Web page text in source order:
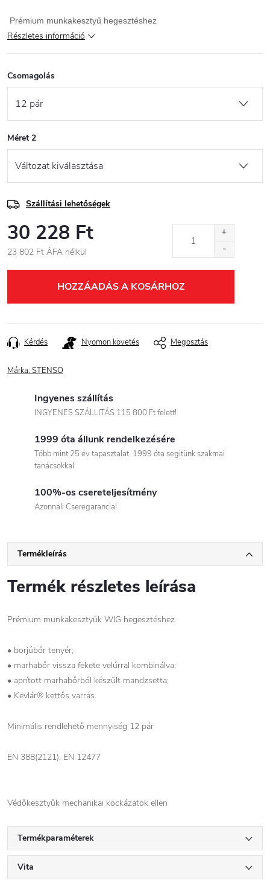
Prémium munkakesztyű hegesztéshez
Részletes információ
Csomagolás
Méret 2
Szállítási lehetőségek
30 228 Ft
23 802 Ft ÁFA nélkül
HOZZÁADÁS A KOSÁRHOZ
Kérdés Nyomon követés Megosztás
Márka: STENSO
Ingyenes szállítás
INGYENES SZÁLLITÁS 115 800 Ft felett!
1999 óta állunk rendelkezésére
Több mint 25 év tapasztalat. 1999 óta segitünk szakmai
tanácsokkal
100%-os csereteljesítmény
Azonnali Cseregarancia!
Termékleírás
Termék részletes leírása
Prémium munkakesztyűk WIG hegesztéshez.
• borjúbőr tenyér;
• marhabőr vissza fekete velúrral kombinálva;
• aprított marhabőrből készült mandzsetta;
• Kevlár® kettős varrás.
Minimális rendlehető mennyiség 12 pár
EN 388(2121), EN 12477
Védőkesztyűk mechanikai kockázatok ellen
Termékparaméterek
Vita